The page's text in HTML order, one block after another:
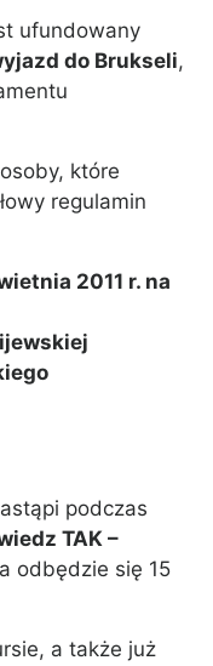
ufundowany
do Brukseli,
które
regulamin
2011 r. na
podczas
TAK –
odbędzie się 15
a także już